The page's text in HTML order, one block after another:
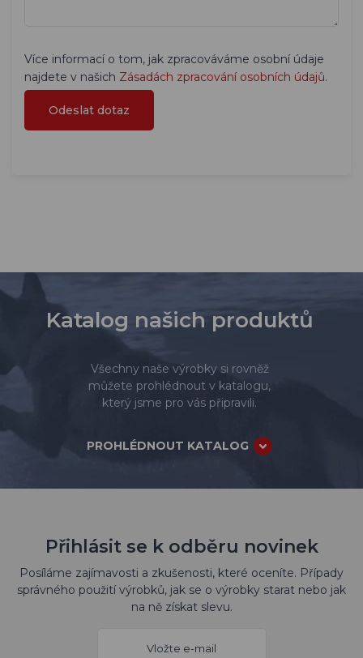
Více informací o tom, jak zpracováváme osobní údaje
najdete v našich Zásadách zpracování osobních údajů.
Katalog našich produktů
Všechny naše výrobky si rovněž
můžete prohlédnout v katalogu,
který jsme pro vás připravili.
PROHLÉDNOUT KATALOG
Přihlásit se k odběru novinek
Posíláme zajímavosti a zkušenosti, které oceníte. Případy
správného použití výrobků, jak se o výrobky starat nebo jak
na ně získat slevu.